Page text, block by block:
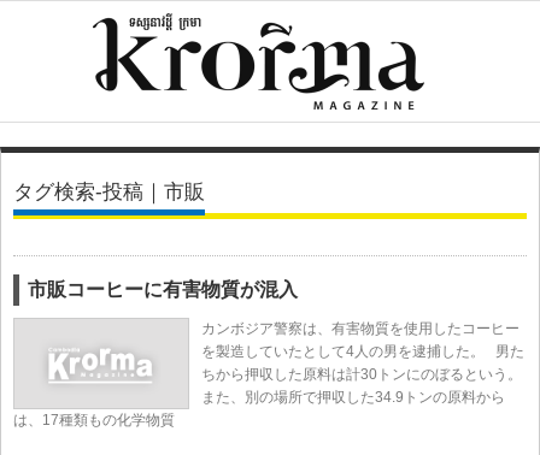
タグ検索-投稿｜市販
市販コーヒーに有害物質が混入
カンボジア警察は、有害物質を使用したコーヒー
を製造していたとして4人の男を逮捕した。 男た
ちから押収した原料は計30トンにのぼるという。
また、別の場所で押収した34.9トンの原料から
は、17種類もの化学物質